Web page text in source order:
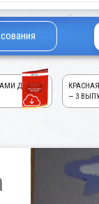
ДЕТЕЙ!
— 3